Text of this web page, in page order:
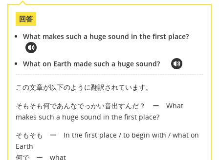
回答
What makes such a huge sound in the first place?
What on Earth made such a huge sound?
この文章が以下のように翻訳されています。
そもそも何であんなでっかい音出すんだ？ ー What
makes such a huge sound in the first place?
そもそも ー In the first place / to begin with / what on
Earth
何で ー what